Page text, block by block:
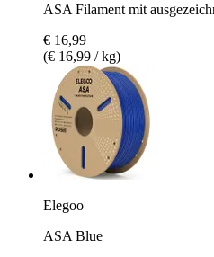
ASA Filament mit
€ 16,99
(€ 16,99 / kg)
Elegoo
ASA Blue